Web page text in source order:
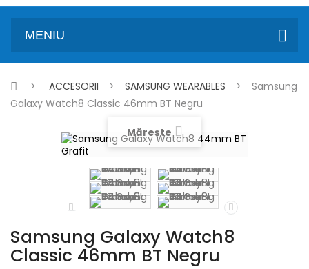
MENIU
> ACCESORII > SAMSUNG WEARABLES >
Samsung
Galaxy Watch8 Classic 46mm BT Negru
Mărește
Samsung Galaxy Watch8
Classic 46mm BT Negru